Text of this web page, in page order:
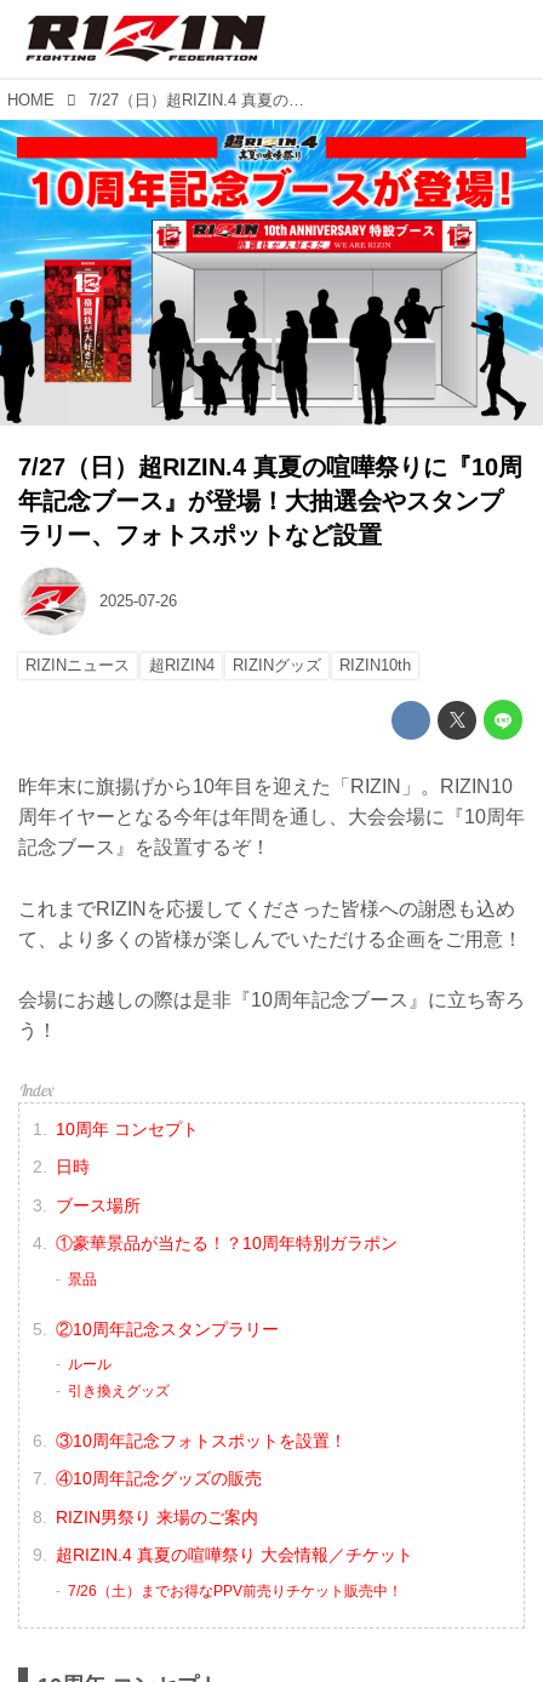
HOME 7/27（日）超RIZIN.4 真夏の喧嘩祭りに『10周年記念ブース』が登場！大抽選会やスタンプラリー、フォトスポットなど設置
7/27（日）超RIZIN.4 真夏の喧嘩祭りに『10周
年記念ブース』が登場！大抽選会やスタンプ
ラリー、フォトスポットなど設置
2025-07-26
RIZINニュース 超RIZIN4 RIZINグッズ RIZIN10th
昨年末に旗揚げから10年目を迎えた「RIZIN」。RIZIN10
周年イヤーとなる今年は年間を通し、大会会場に『10周年
記念ブース』を設置するぞ！
これまでRIZINを応援してくださった皆様への謝恩も込め
て、より多くの皆様が楽しんでいただける企画をご用意！
会場にお越しの際は是非『10周年記念ブース』に立ち寄ろ
う！
10周年 コンセプト
日時
ブース場所
①豪華景品が当たる！？10周年特別ガラポン
景品
②10周年記念スタンプラリー
ルール
引き換えグッズ
③10周年記念フォトスポットを設置！
④10周年記念グッズの販売
RIZIN男祭り 来場のご案内
超RIZIN.4 真夏の喧嘩祭り 大会情報／チケット
7/26（土）までお得なPPV前売りチケット販売中！